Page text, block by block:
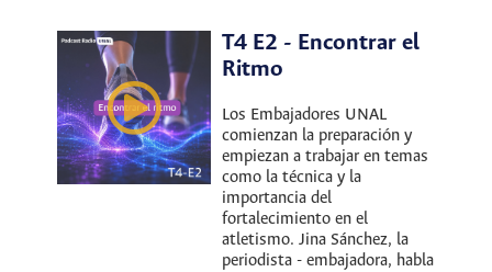
T4 E2 - Encontrar el
Ritmo
Los Embajadores UNAL
comienzan la preparación y
empiezan a trabajar en temas
como la técnica y la
importancia del
fortalecimiento en el
atletismo. Jina Sánchez, la
periodista - embajadora, habla